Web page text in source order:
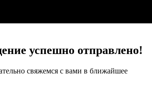
успешно отправлено!
свяжемся с вами в ближайшее